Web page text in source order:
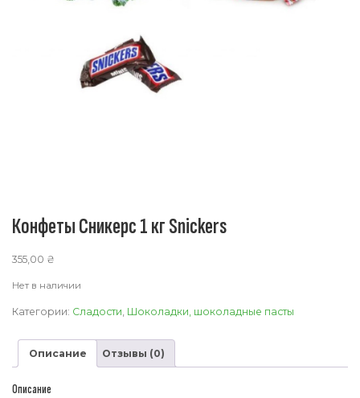
Конфеты Сникерс 1 кг Snickers
355,00 ₴
Нет в наличии
Категории: Сладости Шоколадки, шоколадные пасты
Описание Отзывы (0)
Описание